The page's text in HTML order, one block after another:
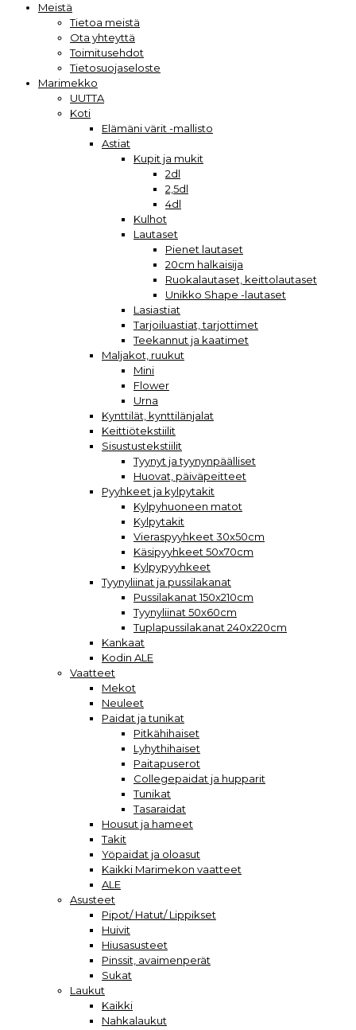
Meistä
Tietoa meistä
Ota yhteyttä
Toimitusehdot
Tietosuojaseloste
Marimekko
UUTTA
Koti
Elämäni värit -mallisto
Astiat
Kupit ja mukit
2dl
2,5dl
4dl
Kulhot
Lautaset
Pienet lautaset
20cm halkaisija
Ruokalautaset, keittolautaset
Unikko Shape -lautaset
Lasiastiat
Tarjoiluastiat, tarjottimet
Teekannut ja kaatimet
Maljakot, ruukut
Mini
Flower
Urna
Kynttilät, kynttilänjalat
Keittiötekstiilit
Sisustustekstiilit
Tyynyt ja tyynynpäälliset
Huovat, päiväpeitteet
Pyyhkeet ja kylpytakit
Kylpyhuoneen matot
Kylpytakit
Vieraspyyhkeet 30x50cm
Käsipyyhkeet 50x70cm
Kylpypyyhkeet
Tyynyliinat ja pussilakanat
Pussilakanat 150x210cm
Tyynyliinat 50x60cm
Tuplapussilakanat 240x220cm
Kankaat
Kodin ALE
Vaatteet
Mekot
Neuleet
Paidat ja tunikat
Pitkähihaiset
Lyhythihaiset
Paitapuserot
Collegepaidat ja hupparit
Tunikat
Tasaraidat
Housut ja hameet
Takit
Yöpaidat ja oloasut
Kaikki Marimekon vaatteet
ALE
Asusteet
Pipot/ Hatut/ Lippikset
Huivit
Hiusasusteet
Pinssit, avaimenperät
Sukat
Laukut
Kaikki
Nahkalaukut